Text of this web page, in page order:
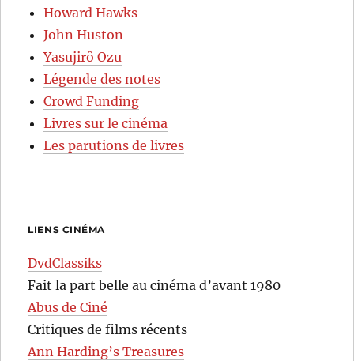
Howard Hawks
John Huston
Yasujirô Ozu
Légende des notes
Crowd Funding
Livres sur le cinéma
Les parutions de livres
LIENS CINÉMA
DvdClassiks
Fait la part belle au cinéma d’avant 1980
Abus de Ciné
Critiques de films récents
Ann Harding’s Treasures